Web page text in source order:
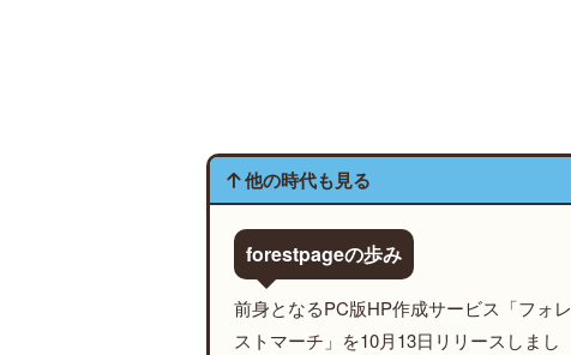
他の時代も見る
forestpageの歩み
前身となるPC版HP作成サービス「フォレ
ストマーチ」を10月13日リリースしまし